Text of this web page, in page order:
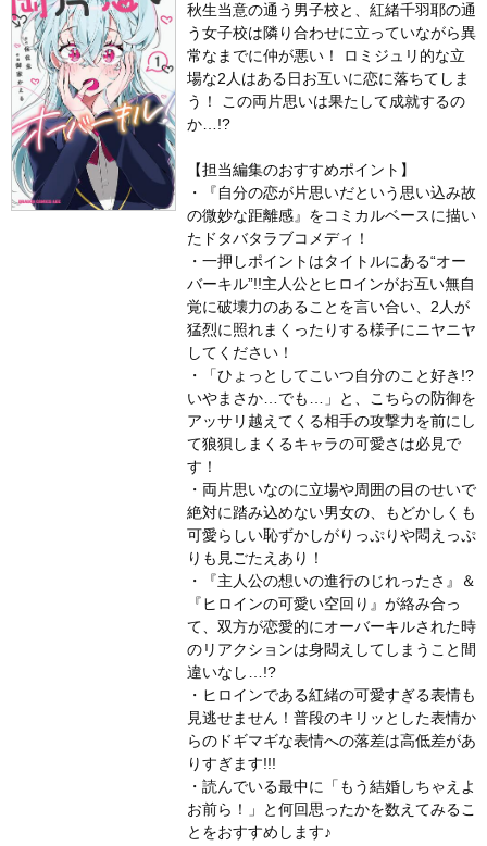
秋生当意の通う男子校と、紅緒千羽耶の通
う女子校は隣り合わせに立っていながら異
常なまでに仲が悪い！ ロミジュリ的な立
場な2人はある日お互いに恋に落ちてしま
う！ この両片思いは果たして成就するの
か…!?
【担当編集のおすすめポイント】
・『自分の恋が片思いだという思い込み故
の微妙な距離感』をコミカルベースに描い
たドタバタラブコメディ！
・一押しポイントはタイトルにある“オー
バーキル”!!主人公とヒロインがお互い無自
覚に破壊力のあることを言い合い、2人が
猛烈に照れまくったりする様子にニヤニヤ
してください！
・「ひょっとしてこいつ自分のこと好き!?
いやまさか…でも…」と、こちらの防御を
アッサリ越えてくる相手の攻撃力を前にし
て狼狽しまくるキャラの可愛さは必見で
す！
・両片思いなのに立場や周囲の目のせいで
絶対に踏み込めない男女の、もどかしくも
可愛らしい恥ずかしがりっぷりや悶えっぷ
りも見ごたえあり！
・『主人公の想いの進行のじれったさ』＆
『ヒロインの可愛い空回り』が絡み合っ
て、双方が恋愛的にオーバーキルされた時
のリアクションは身悶えしてしまうこと間
違いなし…!?
・ヒロインである紅緒の可愛すぎる表情も
見逃せません！普段のキリッとした表情か
らのドギマギな表情への落差は高低差があ
りすぎます!!!
・読んでいる最中に「もう結婚しちゃえよ
お前ら！」と何回思ったかを数えてみるこ
とをおすすめします♪